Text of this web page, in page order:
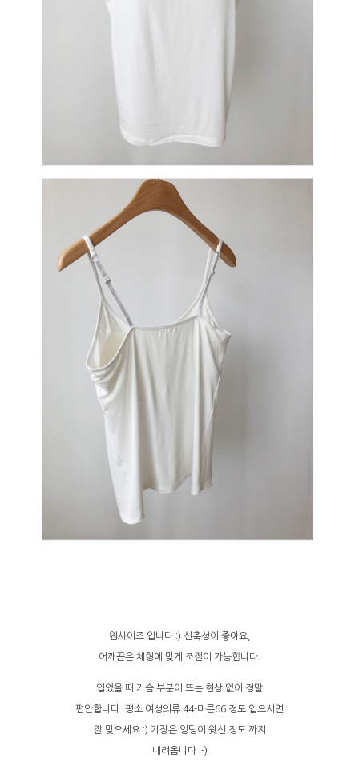
원사이즈 입니다 :) 신축성이 좋아요,
어깨끈은 체형에 맞게 조절이 가능합니다.
입었을 때 가슴 부분이 뜨는 현상 없이 정말
편안합니다. 평소 여성의류 44-마른66 정도 입으시면
잘 맞으세요 :) 기장은 엉덩이 윗선 정도 까지
내려옵니다 :-)